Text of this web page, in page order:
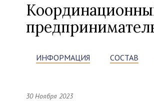
ИНФОРМАЦИЯ СОСТАВ
30 Ноября 2023